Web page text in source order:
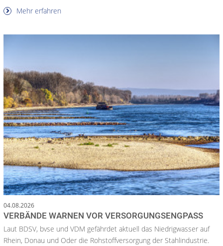
Mehr erfahren
04.08.2026
VERBÄNDE WARNEN VOR VERSORGUNGSENGPASS
Laut BDSV, bvse und VDM gefährdet aktuell das Niedrigwasser auf
Rhein, Donau und Oder die Rohstoffversorgung der Stahlindustrie.